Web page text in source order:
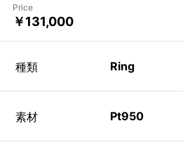
Price
￥131,000
種類 Ring
素材 Pt950